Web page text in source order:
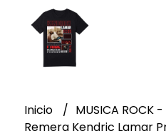
Inicio
MUSICA ROCK
Remera Kendric Lamar